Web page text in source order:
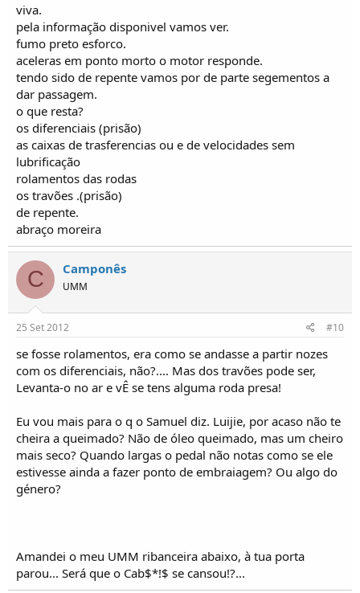
viva.
pela informação disponivel vamos ver.
fumo preto esforco.
aceleras em ponto morto o motor responde.
tendo sido de repente vamos por de parte segementos a
dar passagem.
o que resta?
os diferenciais (prisão)
as caixas de trasferencias ou e de velocidades sem
lubrificação
rolamentos das rodas
os travões .(prisão)
de repente.
abraço moreira
C Camponês
UMM
25 Set 2012 #10
se fosse rolamentos, era como se andasse a partir nozes
com os diferenciais, não?.... Mas dos travões pode ser,
Levanta-o no ar e vÊ se tens alguma roda presa!
Eu vou mais para o q o Samuel diz. Luijie, por acaso não te
cheira a queimado? Não de óleo queimado, mas um cheiro
mais seco? Quando largas o pedal não notas como se ele
estivesse ainda a fazer ponto de embraiagem? Ou algo do
género?
Amandei o meu UMM ribanceira abaixo, à tua porta
parou... Será que o Cab$*!$ se cansou!?...